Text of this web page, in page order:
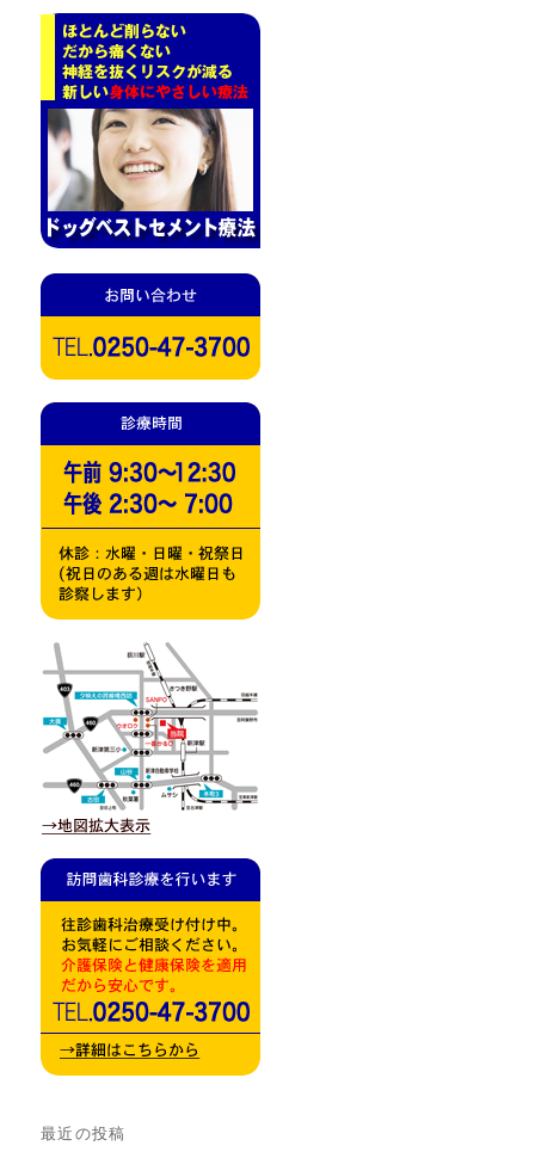
最近の投稿